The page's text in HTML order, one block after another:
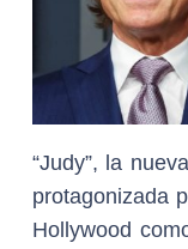
“Judy”, la
protagonizada
Hollywood